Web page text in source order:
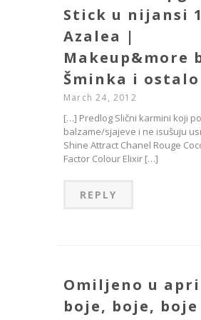
Stick u nijansi
Azalea |
Makeup&more
Šminka i ostalo
March 24, 2012
[…] Predlog Slični karmini koji
balzame/sjajeve i ne isušuju
Shine Attract Chanel Rouge
Factor Colour Elixir […]
REPLY
Omiljeno u
boje, boje, boje